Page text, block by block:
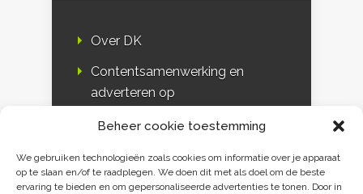
Beheer cookie toestemming
We gebruiken technologieën zoals cookies om informatie over je apparaat
op te slaan en/of te raadplegen. We doen dit met als doel om de beste
ervaring te bieden en om gepersonaliseerde advertenties te tonen. Door in
Over DK
Contentsamenwerking en
adverteren op
DK & media